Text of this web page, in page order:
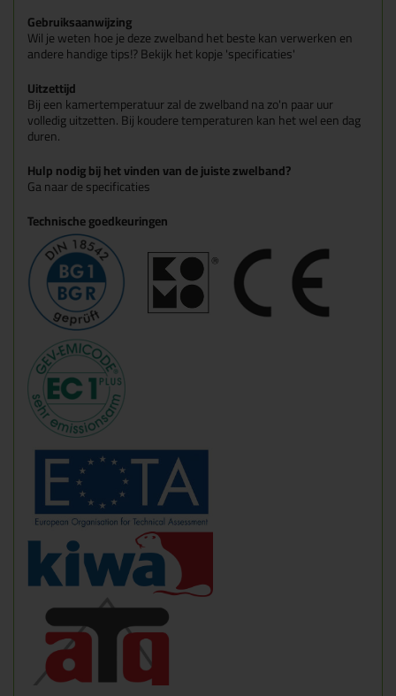
Gebruiksaanwijzing
Wil je weten hoe je deze zwelband het beste kan verwerken en
andere handige tips!? Bekijk het kopje 'specificaties'
Uitzettijd
Bij een kamertemperatuur zal de zwelband na zo'n paar uur
volledig uitzetten. Bij koudere temperaturen kan het wel een dag
duren.
Hulp nodig bij het vinden van de juiste zwelband?
Ga naar de specificaties
Technische goedkeuringen